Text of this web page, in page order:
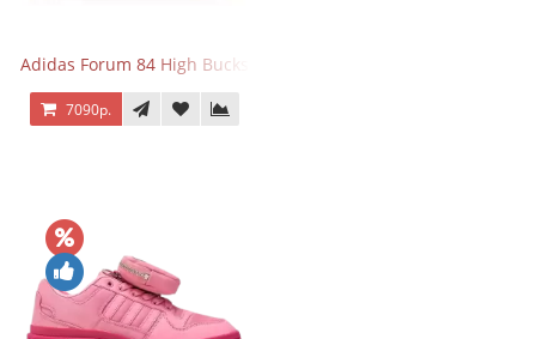
Adidas Forum 84 High Bucks
7090р.